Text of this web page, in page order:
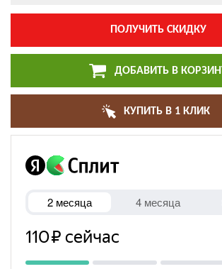
ПОЛУЧИТЬ СКИДКУ
ДОБАВИТЬ В
КУПИТЬ В 1 КЛИК